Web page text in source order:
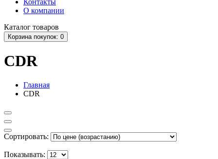
Контакты
О компании
Каталог товаров
Корзинапокупок: 0
CDR
Главная
CDR
Сортировать:
Показывать: